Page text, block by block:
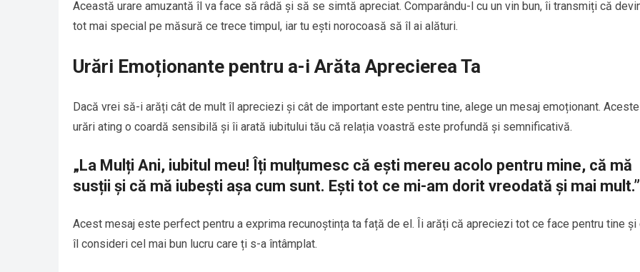
Această urare amuzantă îl va face să râdă și să se simtă apreciat. Comparându-l cu un vin bun, îi transmiți că
tot mai special pe măsură ce trece timpul, iar tu ești norocoasă să îl ai alături.
Urări Emoționante pentru a-i Arăta Aprecierea Ta
Dacă vrei să-i arăți cât de mult îl apreciezi și cât de important este pentru tine, alege un mesaj emoționant. Aceste
urări ating o coardă sensibilă și îi arată iubitului tău că relația voastră este profundă și semnificativă.
„La Mulți Ani, iubitul meu! Îți mulțumesc că ești mereu acolo pentru mine, că mă
susții și că mă iubești așa cum sunt. Ești tot ce mi-am dorit vreodată și mai mult.”
Acest mesaj este perfect pentru a exprima recunoștința ta față de el. Îi arăți că apreciezi tot ce face pentru tine și
îl consideri cel mai bun lucru care ți s-a întâmplat.